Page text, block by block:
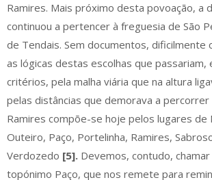
Ramires. Mais próximo desta povoação, a
continuou a pertencer à freguesia de São
de Tendais. Sem documentos, dificilmente
as lógicas destas escolhas que
critérios, pela malha viária que na altura
pelas distâncias que demorava a percorrer
Ramires compõe-se hoje pelos lugares de
Outeiro, Paço, Portelinha, Ramires,
Verdozedo [5]. Devemos, contudo,
topónimo Paço, que nos remete para